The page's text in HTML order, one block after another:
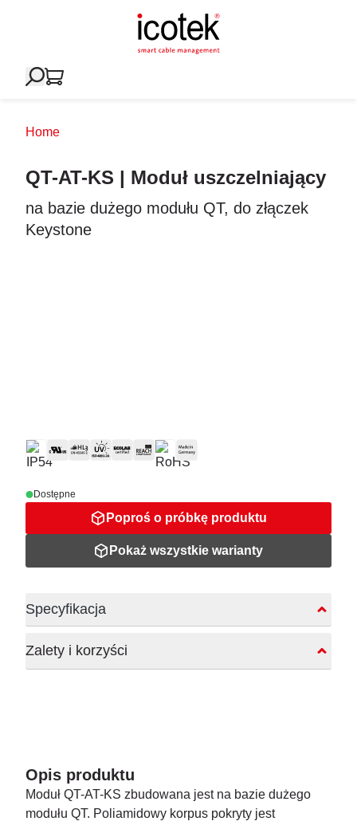
Home
QT-AT-KS | Moduł uszczelniający
na bazie dużego modułu QT, do złączek
Keystone
Dostępne
Poproś o próbkę produktu
Pokaż wszystkie warianty
Specyfikacja
Zalety i korzyści
Opis produktu
Moduł QT-AT-KS zbudowana jest na bazie dużego
modułu QT. Poliamidowy korpus pokryty jest